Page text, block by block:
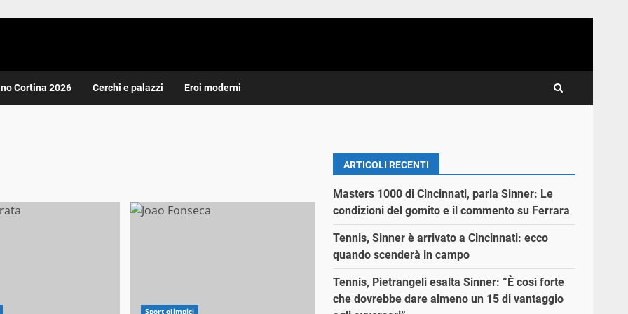
Cortina 2026 Cerchi e palazzi Eroi moderni
Sport olimpici
ARTICOLI RECENTI
Masters 1000 di Cincinnati, parla Sinner: Le
condizioni del gomito e il commento su Ferrara
Tennis, Sinner è arrivato a Cincinnati: ecco
quando scenderà in campo
Tennis, Pietrangeli esalta Sinner: “È così forte
che dovrebbe dare almeno un 15 di vantaggio